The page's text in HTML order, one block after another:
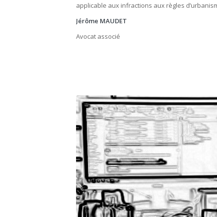
applicable aux infractions aux règles
Jérôme MAUDET
Avocat associé